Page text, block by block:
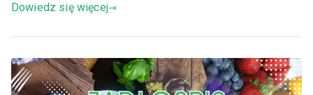
Dowiedz się więcej